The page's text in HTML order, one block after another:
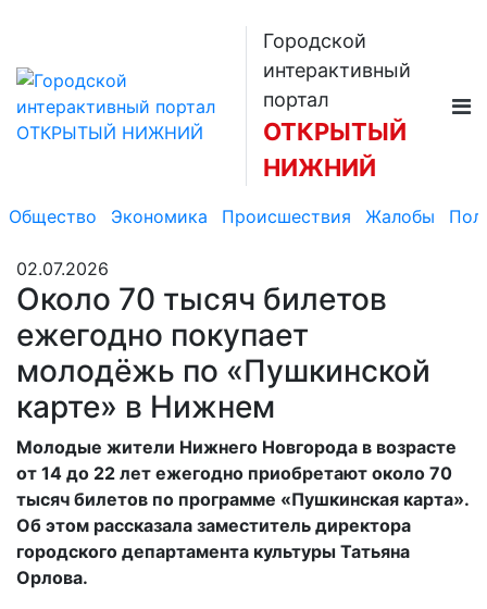
Городской
интерактивный
портал
ОТКРЫТЫЙ
НИЖНИЙ
Общество Экономика Происшествия Жалобы
02.07.2026
Около 70 тысяч билетов
ежегодно покупает
молодёжь по «Пушкинской
карте» в Нижнем
Молодые жители Нижнего Новгорода в возрасте
от 14 до 22 лет ежегодно приобретают около 70
тысяч билетов по программе «Пушкинская карта».
Об этом рассказала заместитель директора
городского департамента культуры Татьяна
Орлова.